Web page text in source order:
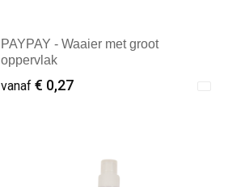
PAYPAY - Waaier met groot
oppervlak
vanaf € 0,27
Minimale afname: 1